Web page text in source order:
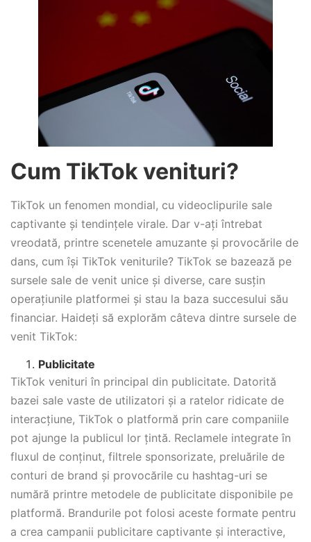
Cum TikTok venituri?
TikTok un fenomen mondial, cu videoclipurile sale
captivante și tendințele virale. Dar v-ați întrebat
vreodată, printre scenetele amuzante și provocările de
dans, cum își TikTok veniturile? TikTok se bazează pe
sursele sale de venit unice și diverse, care susțin
operațiunile platformei și stau la baza succesului său
financiar. Haideți să explorăm câteva dintre sursele de
venit TikTok:
Publicitate
TikTok venituri în principal din publicitate. Datorită
bazei sale vaste de utilizatori și a ratelor ridicate de
interacțiune, TikTok o platformă prin care companiile
pot ajunge la publicul lor țintă. Reclamele integrate în
fluxul de conținut, filtrele sponsorizate, preluările de
conturi de brand și provocările cu hashtag-uri se
numără printre metodele de publicitate disponibile pe
platformă. Brandurile pot folosi aceste formate pentru
a crea campanii publicitare captivante și interactive,